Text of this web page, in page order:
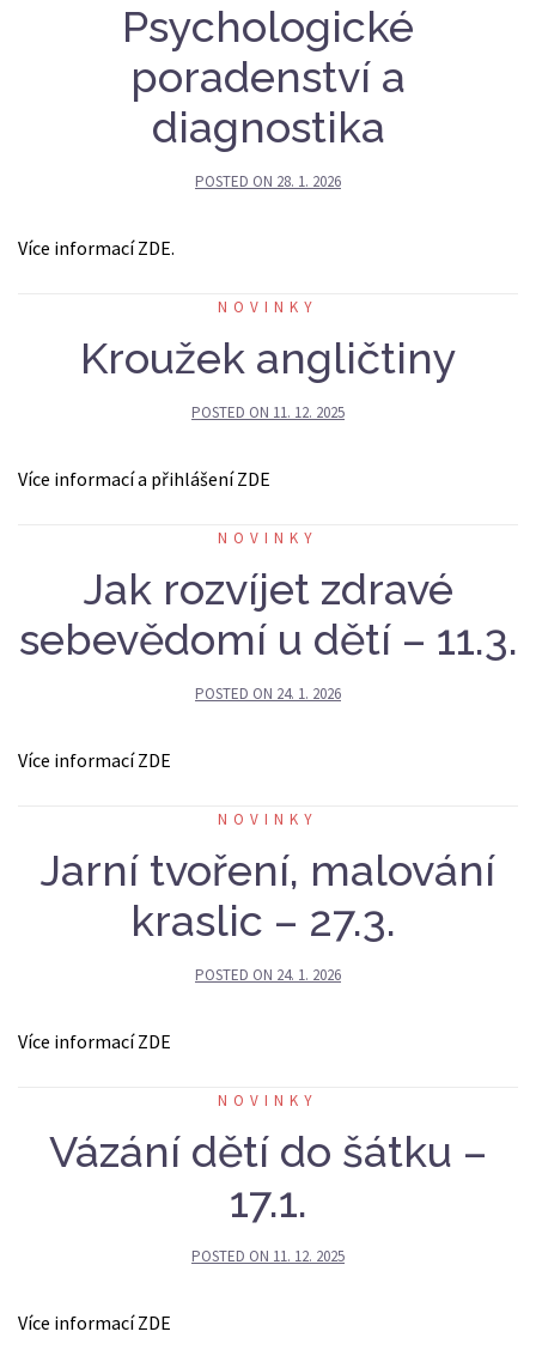
Psychologické
poradenství a
diagnostika
POSTED ON 28. 1. 2026
Více informací ZDE.
NOVINKY
Kroužek angličtiny
POSTED ON 11. 12. 2025
Více informací a přihlášení ZDE
NOVINKY
Jak rozvíjet zdravé
sebevědomí u dětí – 11.3.
POSTED ON 24. 1. 2026
Více informací ZDE
NOVINKY
Jarní tvoření, malování
kraslic – 27.3.
POSTED ON 24. 1. 2026
Více informací ZDE
NOVINKY
Vázání dětí do šátku –
17.1.
POSTED ON 11. 12. 2025
Více informací ZDE